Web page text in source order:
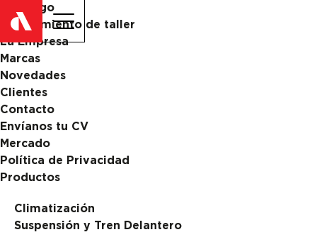
Catalogo
Equipamiento de taller
La Empresa
Marcas
Novedades
Clientes
Contacto
Envíanos tu CV
Mercado
Política de Privacidad
Productos
Climatización
Suspensión y Tren Delantero